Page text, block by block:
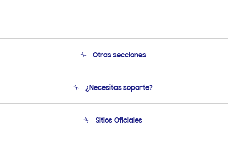
Otras secciones
Soporte
Condiciones de Compra
¿Necesitas soporte?
Soporte vía eMail
Sitios Oficiales